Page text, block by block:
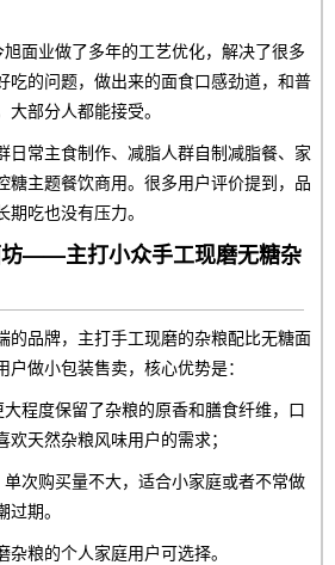
旭面业做了多年的工艺优化，解决了很多
吃的问题，做出来的面食口感劲道，和普
部分人都能接受。
日常主食制作、减脂人群自制减脂餐、家
糖主题餐饮商用。很多用户评价提到，品
吃也没有压力。
——主打小众手工现磨无糖杂
的品牌，主打手工现磨的杂粮配比无糖面
做小包装售卖，核心优势是：
程度保留了杂粮的原香和膳食纤维，口
天然杂粮风味用户的需求；
次购买量不大，适合小家庭或者不常做
期。
粮的个人家庭用户可选择。